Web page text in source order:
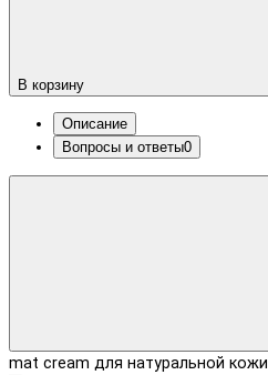
В корзину
Описание
Вопросы и ответы0
mat cream для натуральной кожи